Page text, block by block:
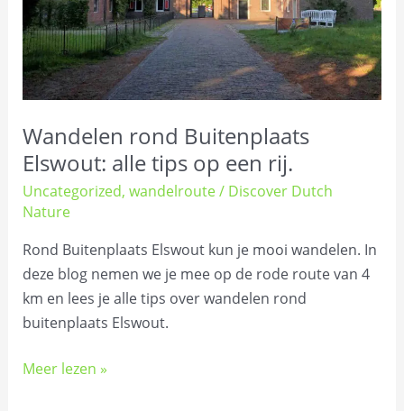
Wandelen rond Buitenplaats
Elswout: alle tips op een rij.
Uncategorized,wandelroute/ Discover Dutch
Nature
Rond Buitenplaats Elswout kun je mooi wandelen. In
deze blog nemen we je mee op de rode route van 4
km en lees je alle tips over wandelen rond
buitenplaats Elswout.
op
een
rij.
Meer lezen »